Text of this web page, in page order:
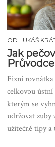
OD LUKÁŠ
Jak
Fixní
celkovou
kterým se
udržovat zuby
užitečné tipy